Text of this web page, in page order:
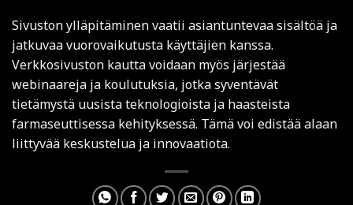
Sivuston ylläpitäminen vaatii asiantuntevaa sisältöä ja
jatkuvaa vuorovaikutusta käyttäjien kanssa.
Verkkosivuston kautta voidaan myös järjestää
webinaareja ja koulutuksia, jotka syventävät
tietämystä uusista teknologioista ja haasteista
farmaseuttisessa kehityksessä. Tämä voi edistää alaan
liittyvää keskustelua ja innovaatiota.